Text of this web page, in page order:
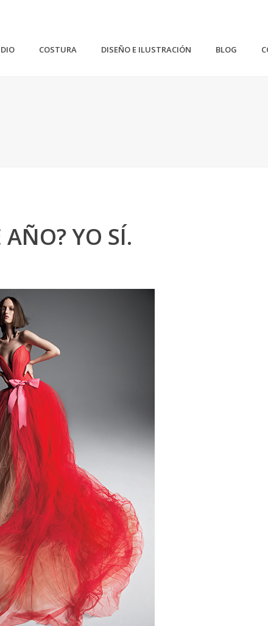
COSTURA DISEÑO E ILUSTRACIÓN BLOG
AÑO? YO SÍ.